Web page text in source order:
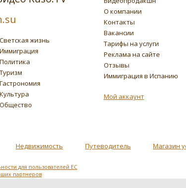
Светская жизнь
Иммиграция
Политика
Туризм
Гастрономия
Культура
Общество
О компании
Контакты
Вакансии
Тарифы на услуги
Реклама на сайте
Отзывы
Иммиграция в Испанию
Мой аккаунт
Недвижимость Путеводитель Магазин
для пользователей ЕС
партнеров